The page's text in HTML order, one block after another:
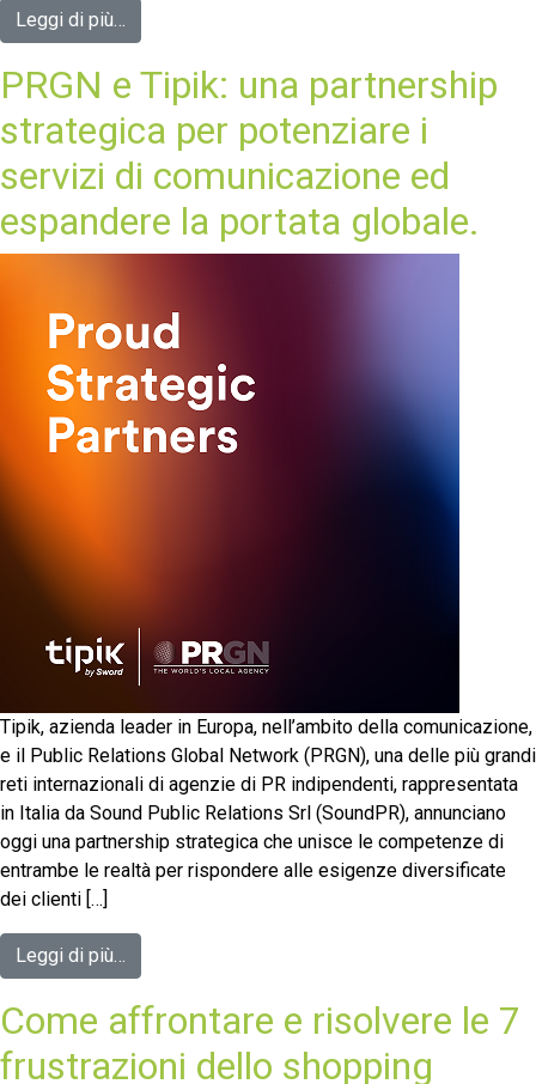
Leggi di più…
PRGN e Tipik: una partnership
strategica per potenziare i
servizi di comunicazione ed
espandere la portata globale.
Tipik, azienda leader in Europa, nell’ambito della comunicazione,
e il Public Relations Global Network (PRGN), una delle più grandi
reti internazionali di agenzie di PR indipendenti, rappresentata
in Italia da Sound Public Relations Srl (SoundPR), annunciano
oggi una partnership strategica che unisce le competenze di
entrambe le realtà per rispondere alle esigenze diversificate
dei clienti […]
Leggi di più…
Come affrontare e risolvere le 7
frustrazioni dello shopping